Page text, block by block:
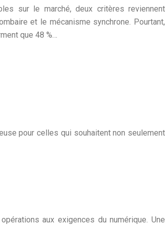
sur le marché, deux critères reviennent
et le mécanisme synchrone. Pourtant,
que 48 %…
pour celles qui souhaitent non seulement
aux exigences du numérique. Une